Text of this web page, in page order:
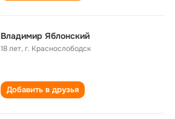
Влaдимир Яблонский
18 лет,г. Краснослободск
Добавить в друзья